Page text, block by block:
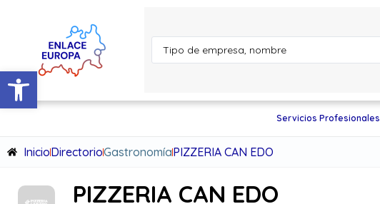
Abrir barra de herramientas
Servicios Profesionales
InicioDirectorioGastronomíaPIZZERIA CAN EDO
PIZZERIA CAN EDO